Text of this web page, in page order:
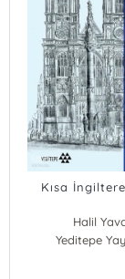
Kısa
Halil
Yeditepe